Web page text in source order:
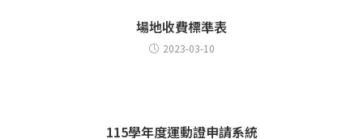
場地收費標準表
2023-03-10
115學年度運動證申請系統